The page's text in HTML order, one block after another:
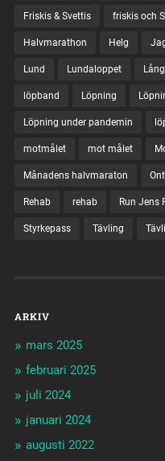
Friskis & Svettis friskis och
Halvmarathon Helg
Lund Lundaloppet
löpband Löpning
Löpning under pandemin
motmålet mot målet
Månadens halvmaraton Ont
Rehab rehab Run Jens
Styrkepass Tävling
ARKIV
mars 2025
februari 2025
juli 2024
januari 2024
augusti 2022